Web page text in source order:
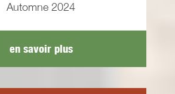
Automne 2024
en savoir plus